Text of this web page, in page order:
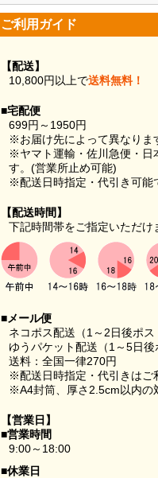
ご利用ガイド
【配送】
10,800円以上で送料無料！
■宅配便
699円～1950円
※お届け先によって異なりま
※ヤマト運輸・佐川急便・日
す。(営業所止め可能)
※配送日時指定・代引き可能
【配送時間】
下記時間帯をご指定いただけ
■メール便
ネコポス配送（1～2日後ポ
ゆうパケット配送（1～5日
送料：全国一律270円
※配送日時指定・代引きはご
※A4封筒、厚さ2.5cm以内の
【営業日】
■営業時間
9:00～18:00
■休業日